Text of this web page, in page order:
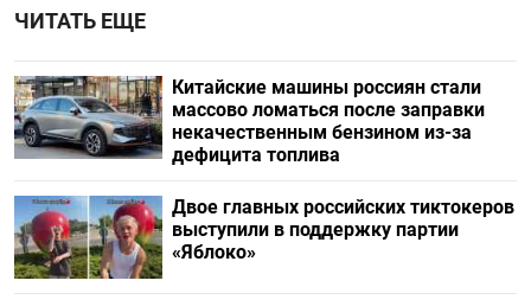
ЧИТАТЬ ЕЩЕ
Китайские машины россиян стали
массово ломаться после заправки
некачественным бензином из-за
дефицита топлива
Двое главных российских тиктокеров
выступили в поддержку партии
«Яблоко»